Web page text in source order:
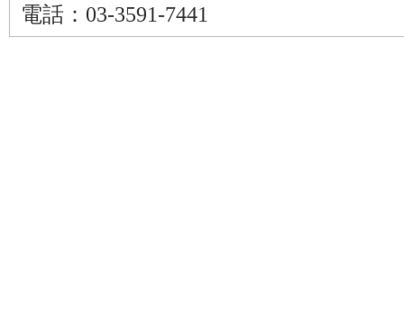
電話：03-3591-7441